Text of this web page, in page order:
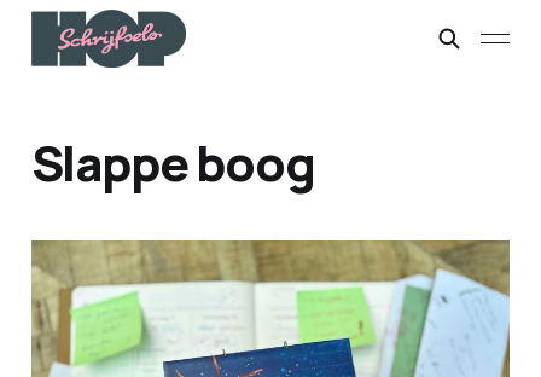
Slappe boog